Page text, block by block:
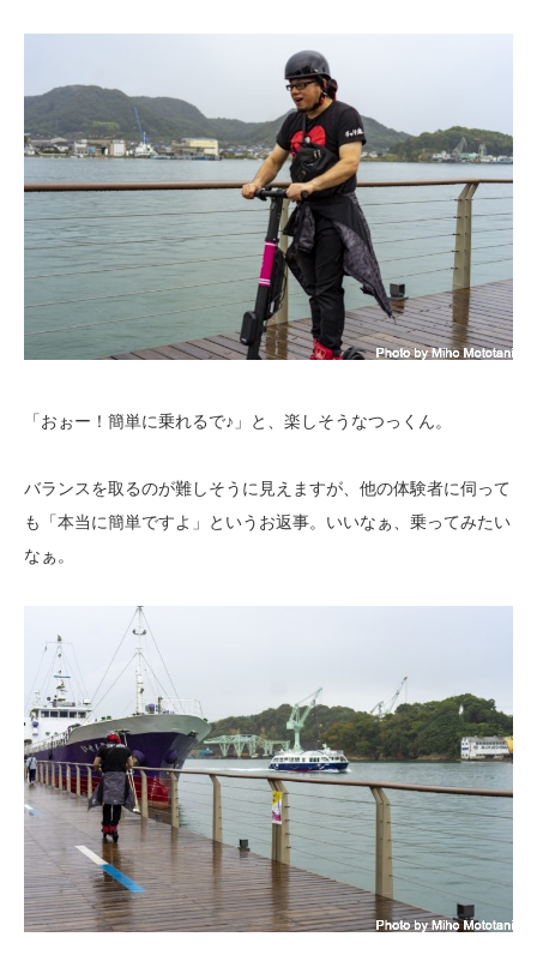
「おぉー！簡単に乗れるで♪」と、楽しそうなつっくん。
バランスを取るのが難しそうに見えますが、他の体験者に伺って
も「本当に簡単ですよ」というお返事。いいなぁ、乗ってみたい
なぁ。